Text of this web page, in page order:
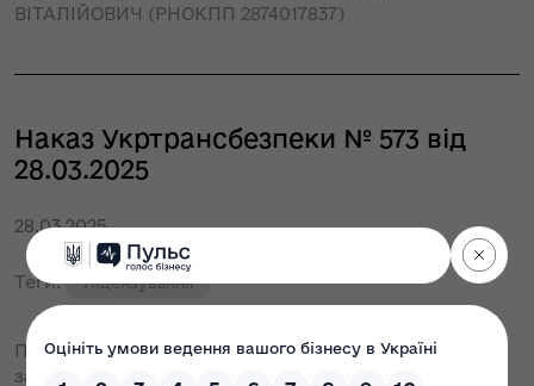
ВІТАЛІЙОВИЧ (РНОКПП 2874017837)
Наказ Укртрансбезпеки № 573 від
28.03.2025
28.03.2025
Теги: Ліцензування
Про прийняття рішень за результатами розгляду
заяв здобувачів про отримання ліцензій